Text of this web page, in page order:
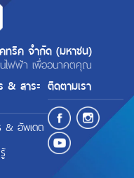
ทริค จำกัด (มหาชน)
ไฟฟ้า เพื่ออนาคตคุณ
& สาระ
& อัพเดต
ติดตามเรา